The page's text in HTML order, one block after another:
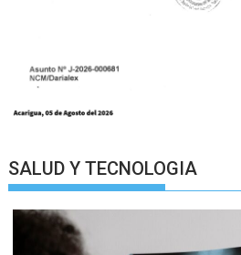
SALUD Y TECNOLOGIA